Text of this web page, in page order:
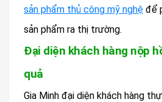
sản phẩm thủ công mỹ nghệ để
sản phẩm ra thị trường.
Đại diện khách hàng nộp
quả
Gia Minh đại diện khách hàng